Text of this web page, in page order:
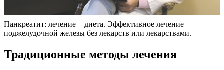
Панкреатит: лечение + диета. Эффективное лечение
поджелудочной железы без лекарств или лекарствами.
Традиционные методы лечения